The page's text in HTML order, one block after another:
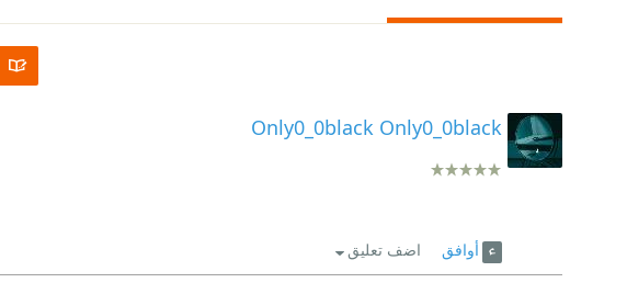
Only0_0black Only0_0black
أوافق اضف تعليق